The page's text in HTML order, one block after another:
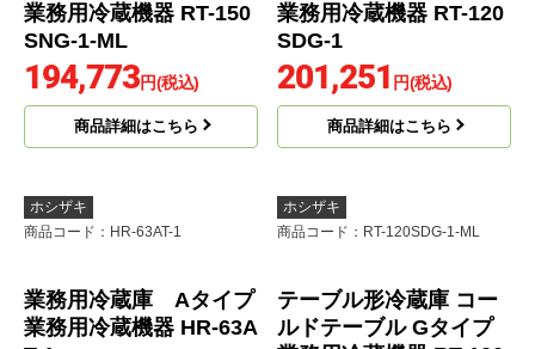
業務用冷蔵機器 RT-150
SNG-1-ML
194,773円(税込)
商品詳細はこちら
業務用冷蔵機器 RT-120
SDG-1
201,251 円(税込)
商品詳細はこちら
ホシザキ
商品コード ：HR-63AT-1
ホシザキ
商品コード ：RT-120SDG-1-ML